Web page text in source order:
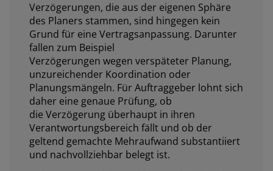
Verzögerungen, die aus der eigenen Sphäre
des Planers stammen, sind hingegen kein
Grund für eine Vertragsanpassung. Darunter
fallen zum Beispiel
Verzögerungen wegen verspäteter Planung,
unzureichender Koordination oder
Planungsmängeln. Für Auftraggeber lohnt sich
daher eine genaue Prüfung, ob
die Verzögerung überhaupt in ihren
Verantwortungsbereich fällt und ob der
geltend gemachte Mehraufwand substantiiert
und nachvollziehbar belegt ist.